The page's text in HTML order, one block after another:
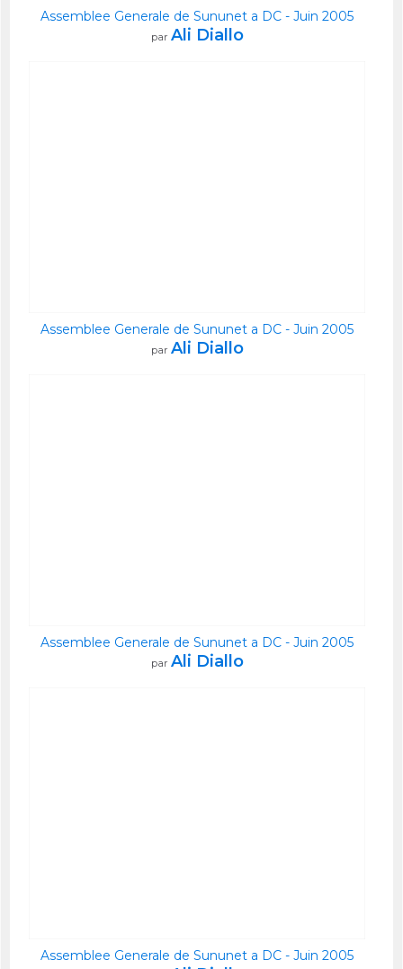
Assemblee Generale de Sununet a DC - Juin 2005
par Ali Diallo
Assemblee Generale de Sununet a DC - Juin 2005
par Ali Diallo
Assemblee Generale de Sununet a DC - Juin 2005
par Ali Diallo
Assemblee Generale de Sununet a DC - Juin 2005